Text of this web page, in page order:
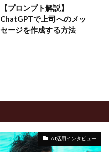
【プロンプト解説】
ChatGPTで上司へのメッ
セージを作成する方法
AI活用インタビュー